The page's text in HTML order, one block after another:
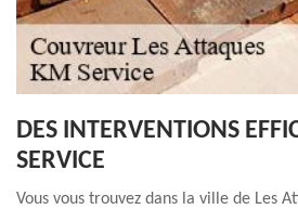
DES INTERVENTIONS
SERVICE
Vous vous trouvez dans la ville de Les